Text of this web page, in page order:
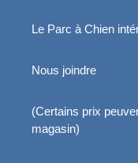
Le Parc à Chien
Nous joindre
(Certains prix
magasin)